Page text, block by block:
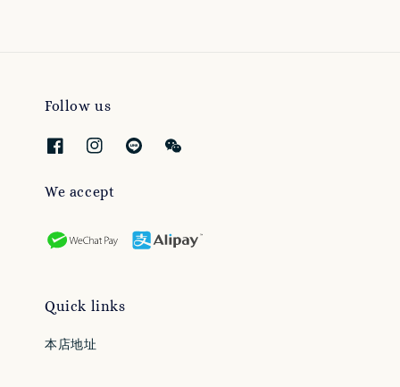
Follow us
We accept
Quick links
本店地址